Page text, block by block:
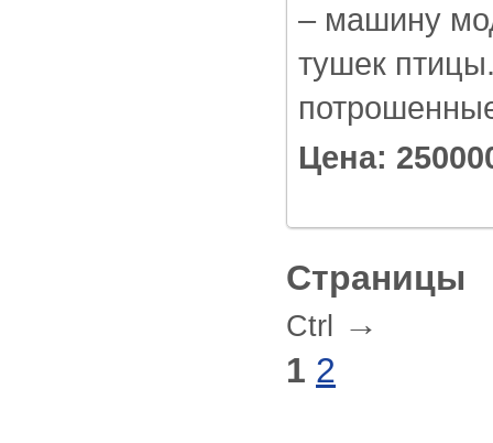
– машину
тушек
Цена:
Страницы
Ctrl
→
1 2